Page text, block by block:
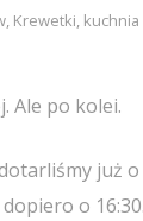
, Krewetki, kuchnia
Ale po kolei.
już o
o